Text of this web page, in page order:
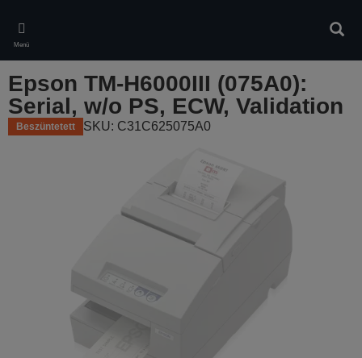
main
content
Menü
Epson TM-H6000III (075A0):
Serial, w/o PS, ECW, Validation
Beszüntetett SKU: C31C625075A0